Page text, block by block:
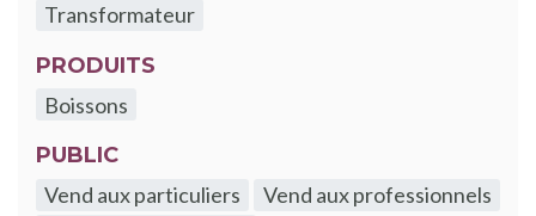
Transformateur
PRODUITS
Boissons
PUBLIC
Vend aux particuliers
Vend aux professionnels